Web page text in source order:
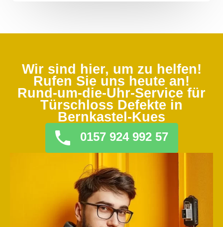
Wir sind hier, um zu helfen!
Rufen Sie uns heute an!
Rund-um-die-Uhr-Service für
Türschloss Defekte in
Bernkastel-Kues
0157 924 992 57